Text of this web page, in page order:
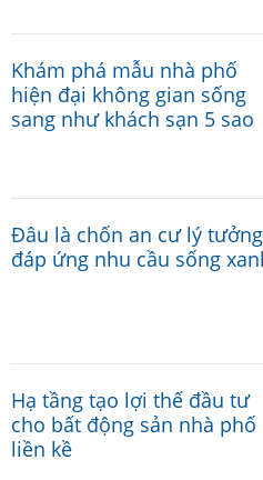
Khám phá mẫu nhà phố
hiện đại không gian sống
sang như khách sạn 5 sao
Đâu là chốn an cư lý tưởng
đáp ứng nhu cầu sống
Hạ tầng tạo lợi thế đầu tư
cho bất động sản nhà phố
liền kề